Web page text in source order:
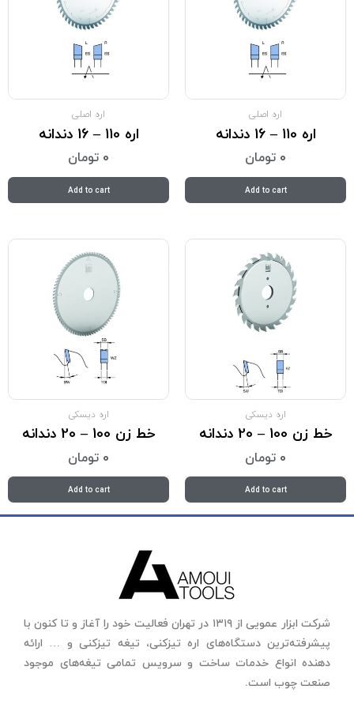
اره اصلی
اره 110 – 16 دندانه
0 تومان
Add to cart
اره اصلی
اره 110 – 16 دندانه
0 تومان
Add to cart
اره دیسکی
خط زن 100 – 20 دندانه
0 تومان
Add to cart
اره دیسکی
خط زن 100 – 20 دندانه
0 تومان
Add to cart
شرکت ابزار عمویی از ۱۳۱۹ در تهران فعالیت خود را آغاز و تا کنون با
پیشرفته‌ترین دستگاه‌های اره تیزکنی، تیغه تیزکنی و … ارائه
دهنده انواع خدمات ساخت و سرویس تمامی تیغه‌های موجود
صنعت چوب است.